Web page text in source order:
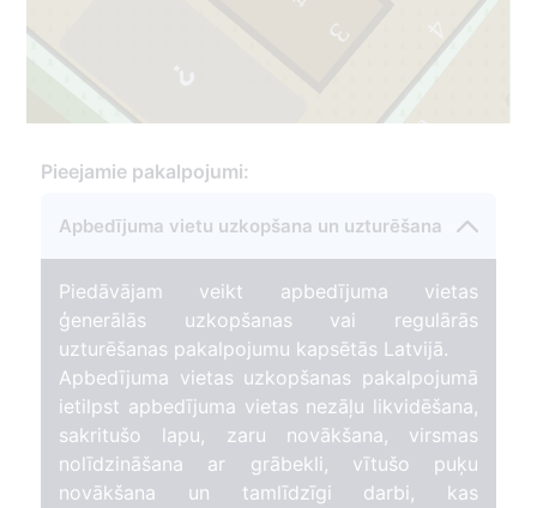
4
12/12a
3
1
3
Pieejamie pakalpojumi:
Apbedījuma vietu uzkopšana un uzturēšana
Piedāvājam veikt apbedījuma vietas
ģenerālās uzkopšanas vai regulārās
uzturēšanas pakalpojumu kapsētās Latvijā.
Apbedījuma vietas uzkopšanas pakalpojumā
ietilpst apbedījuma vietas nezāļu likvidēšana,
sakritušo lapu, zaru novākšana, virsmas
nolīdzināšana ar grābekli, vītušo puķu
novākšana un tamlīdzīgi darbi, kas